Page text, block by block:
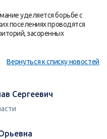
уделяется борьбе с
поселениях проводятся
засоренных
Вернуться к списку новостей
Сергеевич